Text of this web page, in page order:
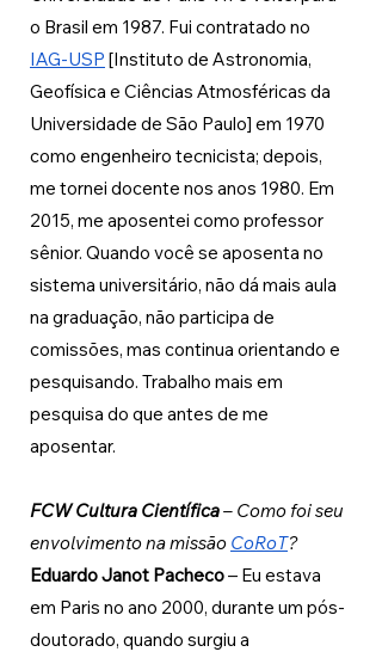
o Brasil em 1987. Fui contratado no
IAG-USP [Instituto de Astronomia,
Geofísica e Ciências Atmosféricas da
Universidade de São Paulo] em 1970
como engenheiro tecnicista; depois,
me tornei docente nos anos 1980. Em
2015, me aposentei como professor
sênior. Quando você se aposenta no
sistema universitário, não dá mais aula
na graduação, não participa de
comissões, mas continua orientando e
pesquisando. Trabalho mais em
pesquisa do que antes de me
aposentar.
FCW Cultura Científica – Como foi seu
envolvimento na missão CoRoT?
Eduardo Janot Pacheco – Eu estava
em Paris no ano 2000, durante um pós-
doutorado, quando surgiu a